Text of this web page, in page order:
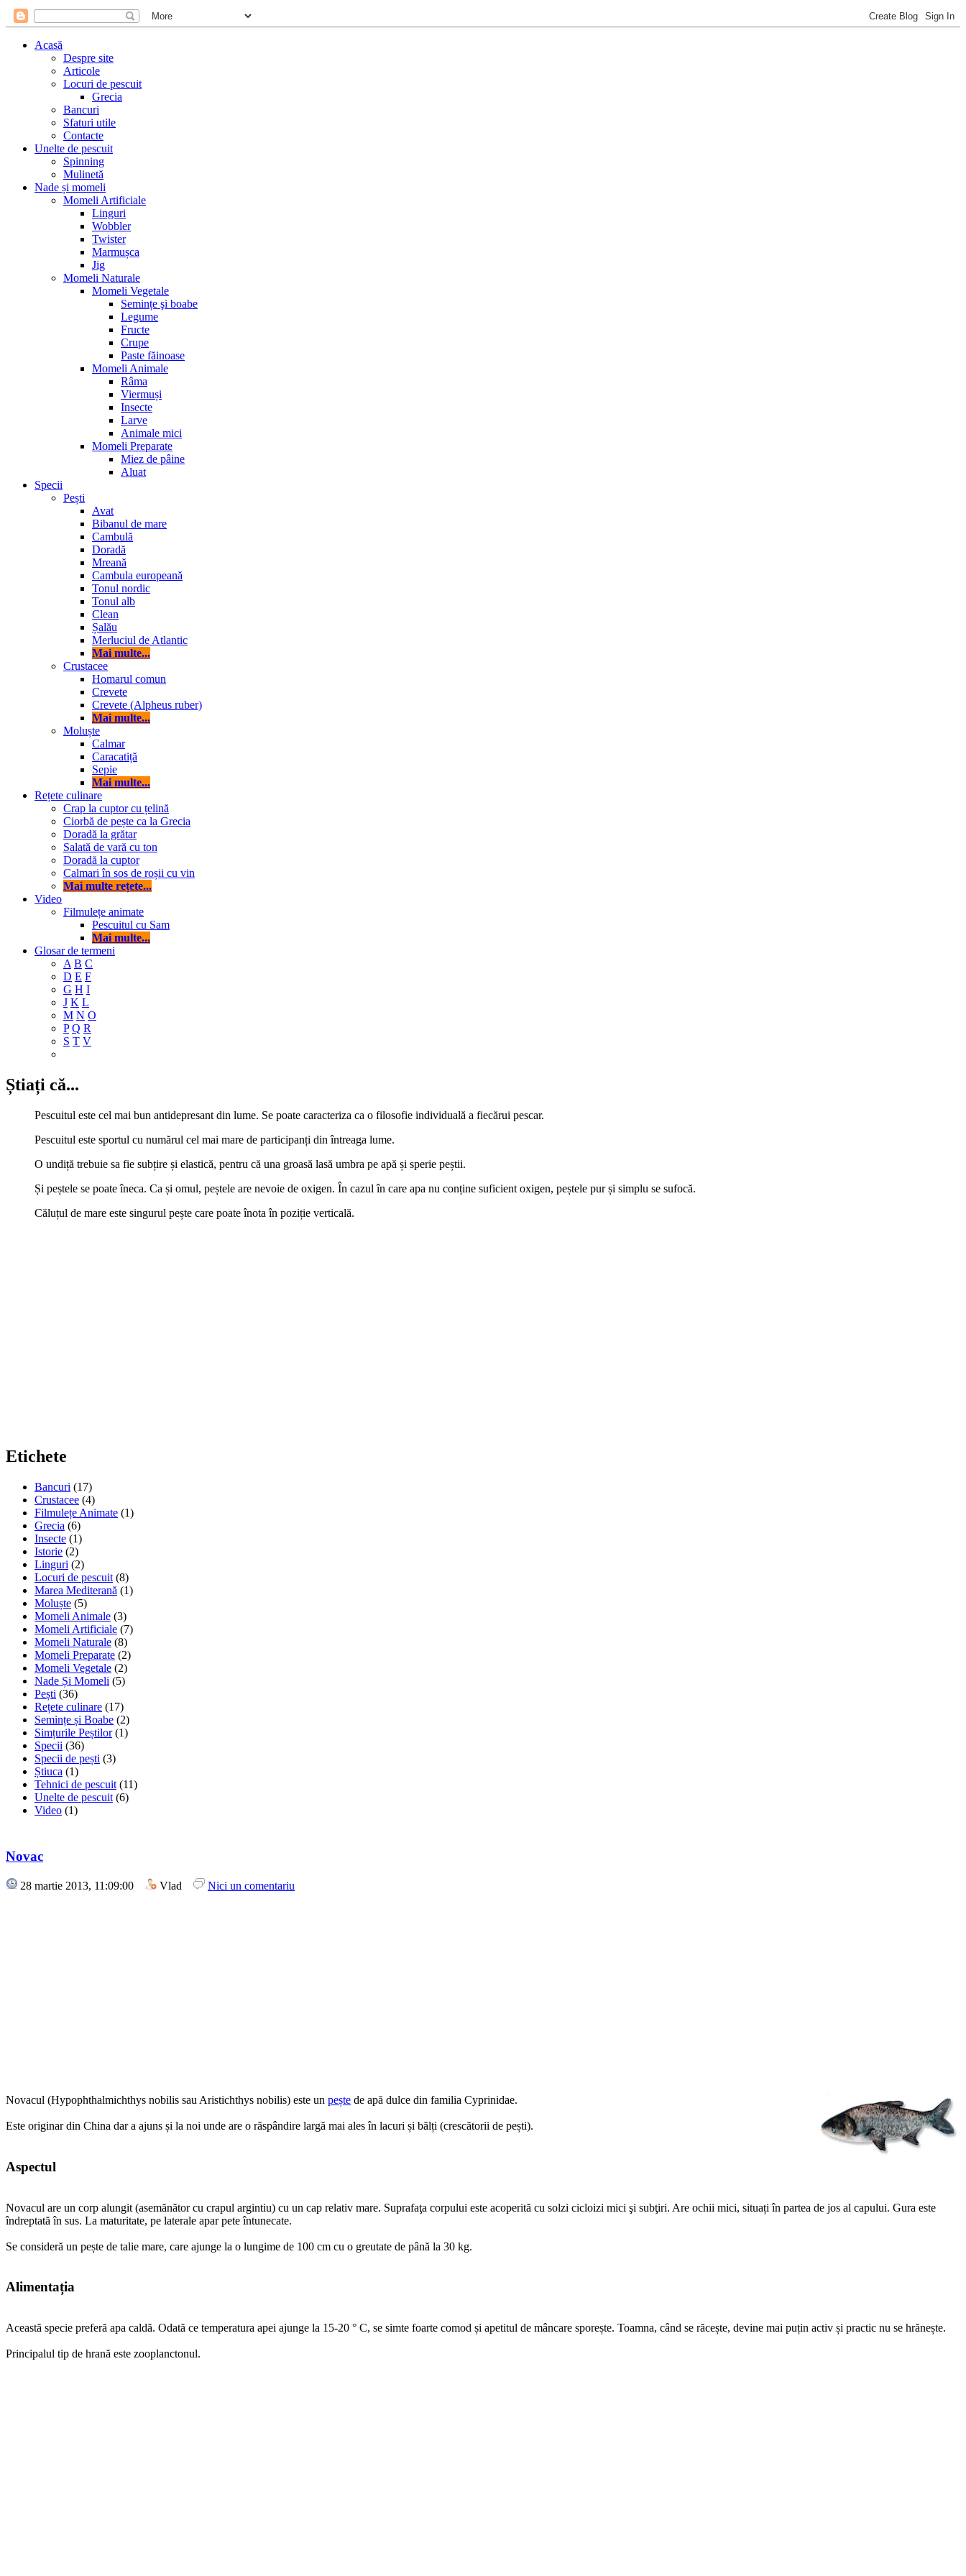
Acasă
Despre site
Articole
Locuri de pescuit
Grecia
Bancuri
Sfaturi utile
Contacte
Unelte de pescuit
Spinning
Mulinetă
Nade și momeli
Momeli Artificiale
Linguri
Wobbler
Twister
Marmușca
Jig
Momeli Naturale
Momeli Vegetale
Semințe şi boabe
Legume
Fructe
Crupe
Paste făinoase
Momeli Animale
Râma
Viermuși
Insecte
Larve
Animale mici
Momeli Preparate
Miez de pâine
Aluat
Specii
Pești
Avat
Bibanul de mare
Cambulă
Doradă
Mreană
Cambula europeană
Tonul nordic
Tonul alb
Clean
Șalău
Merluciul de Atlantic
Mai multe...
Crustacee
Homarul comun
Crevete
Crevete (Alpheus ruber)
Mai multe...
Moluște
Calmar
Caracatiță
Sepie
Mai multe...
Rețete culinare
Crap la cuptor cu țelină
Ciorbă de pește ca la Grecia
Doradă la grătar
Salată de vară cu ton
Doradă la cuptor
Calmari în sos de roșii cu vin
Mai multe rețete...
Video
Filmulețe animate
Pescuitul cu Sam
Mai multe...
Glosar de termeni
A B C
D E F
G H I
J K L
M N O
P Q R
S T V
Știați că...
Pescuitul este cel mai bun antidepresant din lume. Se poate caracteriza ca o filosofie individuală a fiecărui pescar.
Pescuitul este sportul cu numărul cel mai mare de participanți din întreaga lume.
O undiță trebuie sa fie subțire și elastică, pentru că una groasă lasă umbra pe apă și sperie peștii.
Și peștele se poate îneca. Ca și omul, peștele are nevoie de oxigen. În cazul în care apa nu conține suficient oxigen, peștele pur și simplu se sufocă.
Căluțul de mare este singurul pește care poate înota în poziție verticală.
Etichete
Bancuri (17)
Crustacee (4)
Filmulețe Animate (1)
Grecia (6)
Insecte (1)
Istorie (2)
Linguri (2)
Locuri de pescuit (8)
Marea Mediterană (1)
Moluște (5)
Momeli Animale (3)
Momeli Artificiale (7)
Momeli Naturale (8)
Momeli Preparate (2)
Momeli Vegetale (2)
Nade Și Momeli (5)
Pești (36)
Rețete culinare (17)
Semințe și Boabe (2)
Simțurile Peștilor (1)
Specii (36)
Specii de pești (3)
Știuca (1)
Tehnici de pescuit (11)
Unelte de pescuit (6)
Video (1)
Novac
28 martie 2013, 11:09:00 Vlad Nici un comentariu
Novacul (Hypophthalmichthys nobilis sau Aristichthys nobilis) este un pește de apă dulce din familia Cyprinidae.
Este originar din China dar a ajuns și la noi unde are o răspândire largă mai ales în lacuri și bălți (crescătorii de pești).
Aspectul
Novacul are un corp alungit (asemănător cu crapul argintiu) cu un cap relativ mare. Suprafaţa corpului este acoperită cu solzi cicloizi mici şi subţiri. Are ochii mici, situați în partea de jos al capului. Gura este
îndreptată în sus. La maturitate, pe laterale apar pete întunecate.
Se consideră un pește de talie mare, care ajunge la o lungime de 100 cm cu o greutate de până la 30 kg.
Alimentația
Această specie preferă apa caldă. Odată ce temperatura apei ajunge la 15-20 ° C, se simte foarte comod și apetitul de mâncare sporește. Toamna, când se răcește, devine mai puțin activ și practic nu se hrănește.
Principalul tip de hrană este zooplanctonul.